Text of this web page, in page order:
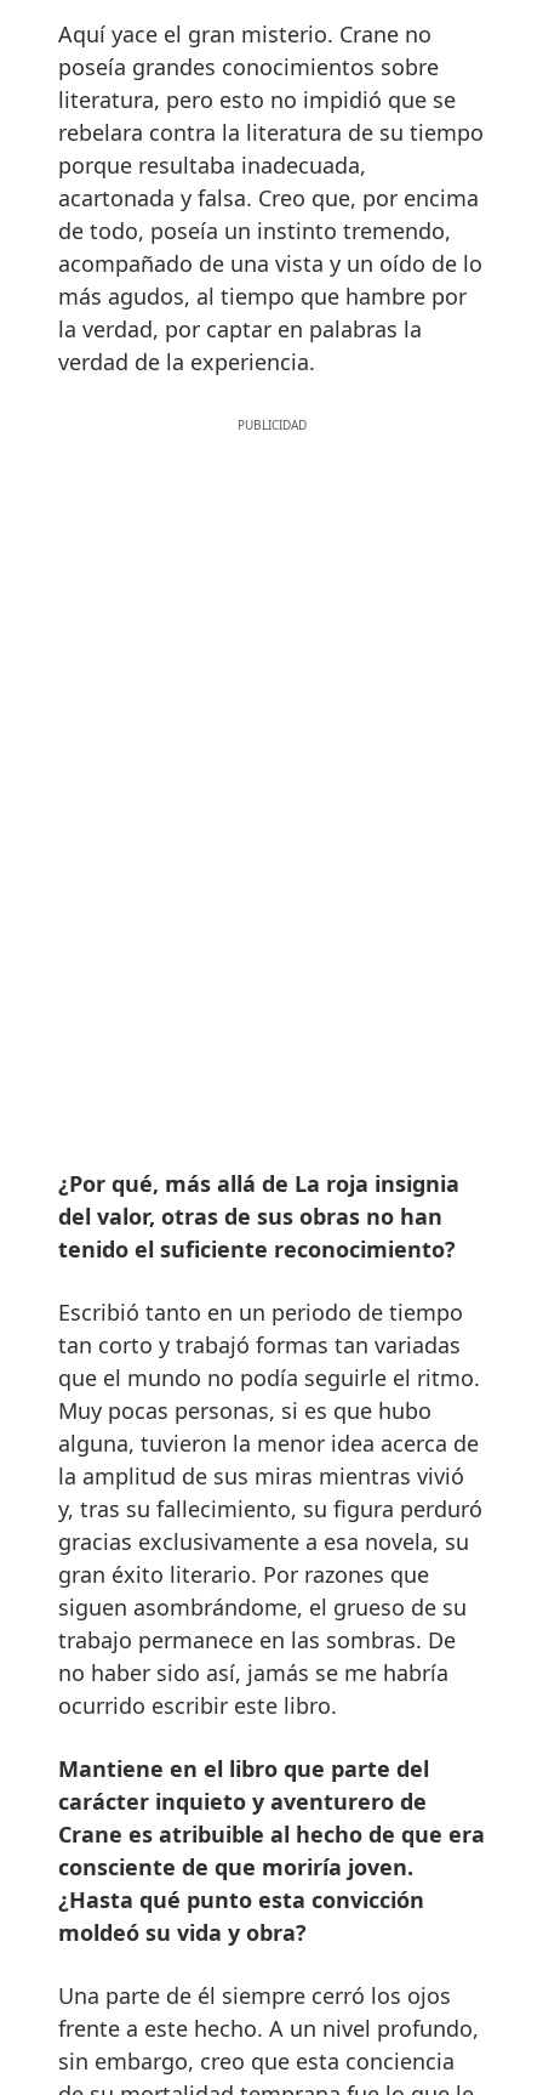
Aquí yace el gran misterio. Crane no
poseía grandes conocimientos sobre
literatura, pero esto no impidió que se
rebelara contra la literatura de su tiempo
porque resultaba inadecuada,
acartonada y falsa. Creo que, por encima
de todo, poseía un instinto tremendo,
acompañado de una vista y un oído de lo
más agudos, al tiempo que hambre por
la verdad, por captar en palabras la
verdad de la experiencia.
¿Por qué, más allá de La roja insignia
del valor, otras de sus obras no han
tenido el suficiente reconocimiento?
Escribió tanto en un periodo de tiempo
tan corto y trabajó formas tan variadas
que el mundo no podía seguirle el ritmo.
Muy pocas personas, si es que hubo
alguna, tuvieron la menor idea acerca de
la amplitud de sus miras mientras vivió
y, tras su fallecimiento, su figura perduró
gracias exclusivamente a esa novela, su
gran éxito literario. Por razones que
siguen asombrándome, el grueso de su
trabajo permanece en las sombras. De
no haber sido así, jamás se me habría
ocurrido escribir este libro.
Mantiene en el libro que parte del
carácter inquieto y aventurero de
Crane es atribuible al hecho de que era
consciente de que moriría joven.
¿Hasta qué punto esta convicción
moldeó su vida y obra?
Una parte de él siempre cerró los ojos
frente a este hecho. A un nivel profundo,
sin embargo, creo que esta conciencia